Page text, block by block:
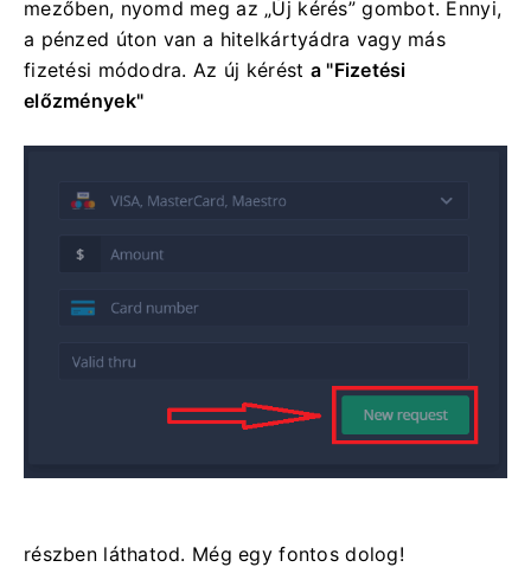
mezőben, nyomd meg az „Új kérés” gombot. Ennyi,
a pénzed úton van a hitelkártyádra vagy más
fizetési módodra. Az új kérést a "Fizetési
előzmények"
részben láthatod. Még egy fontos dolog!